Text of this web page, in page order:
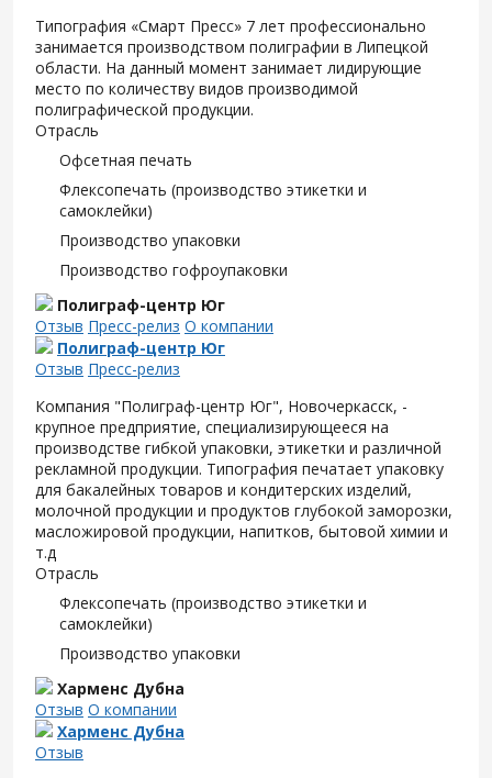
Типография «Смарт Пресс» 7 лет профессионально
занимается производством полиграфии в Липецкой
области. На данный момент занимает лидирующие
место по количеству видов производимой
полиграфической продукции.
Отрасль
Офсетная печать
Флексопечать (производство этикетки и
самоклейки)
Производство упаковки
Производство гофроупаковки
Полиграф-центр Юг
Отзыв Пресс-релиз О компании
Полиграф-центр Юг
Отзыв Пресс-релиз
Компания "Полиграф-центр Юг", Новочеркасск, -
крупное предприятие, специализирующееся на
производстве гибкой упаковки, этикетки и различной
рекламной продукции. Типография печатает упаковку
для бакалейных товаров и кондитерских изделий,
молочной продукции и продуктов глубокой заморозки,
масложировой продукции, напитков, бытовой химии и
т.д
Отрасль
Флексопечать (производство этикетки и
самоклейки)
Производство упаковки
Харменс Дубна
Отзыв О компании
Харменс Дубна
Отзыв